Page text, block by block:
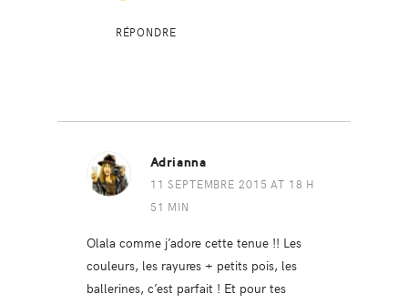
RÉPONDRE
Adrianna
11 SEPTEMBRE 2015 AT 18 H
51 MIN
Olala comme j’adore cette tenue !! Les
couleurs, les rayures + petits pois, les
ballerines, c’est parfait ! Et pour tes